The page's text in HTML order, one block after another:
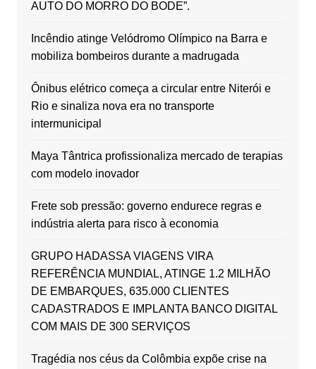
AUTO DO MORRO DO BODE”.
Incêndio atinge Velódromo Olímpico na Barra e
mobiliza bombeiros durante a madrugada
Ônibus elétrico começa a circular entre Niterói e
Rio e sinaliza nova era no transporte
intermunicipal
Maya Tântrica profissionaliza mercado de terapias
com modelo inovador
Frete sob pressão: governo endurece regras e
indústria alerta para risco à economia
GRUPO HADASSA VIAGENS VIRA
REFERÊNCIA MUNDIAL, ATINGE 1.2 MILHÃO
DE EMBARQUES, 635.000 CLIENTES
CADASTRADOS E IMPLANTA BANCO DIGITAL
COM MAIS DE 300 SERVIÇOS
Tragédia nos céus da Colômbia expõe crise na